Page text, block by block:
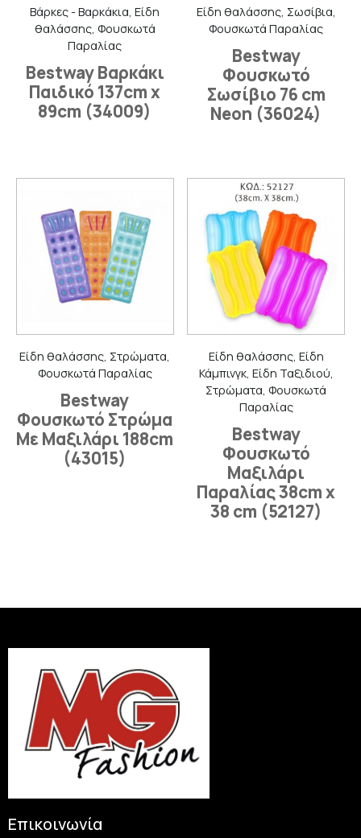
Βάρκες - Βαρκάκια, Είδη
θαλάσσης, Φουσκωτά
Παραλίας
Bestway Βαρκάκι
Παιδικό 137cm x
89cm (34009)
Είδη θαλάσσης, Σωσίβια,
Φουσκωτά Παραλίας
Bestway
Φουσκωτό
Σωσίβιο 76 cm
Neon (36024)
Είδη θαλάσσης, Στρώματα,
Φουσκωτά Παραλίας
Bestway
Φουσκωτό Στρώμα
Με Μαξιλάρι 188cm
(43015)
Είδη θαλάσσης, Είδη
Κάμπινγκ, Είδη Ταξιδιού,
Στρώματα, Φουσκωτά
Παραλίας
Bestway
Φουσκωτό
Μαξιλάρι
Παραλίας 38cm x
38 cm (52127)
Επικοινωνία